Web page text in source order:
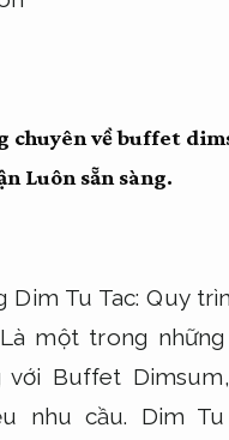
chuyên về buffet
Luôn sẵn sàng.
Dim Tu Tac:Quy
Là một trong những
với Buffet
nhu cầu. Dim